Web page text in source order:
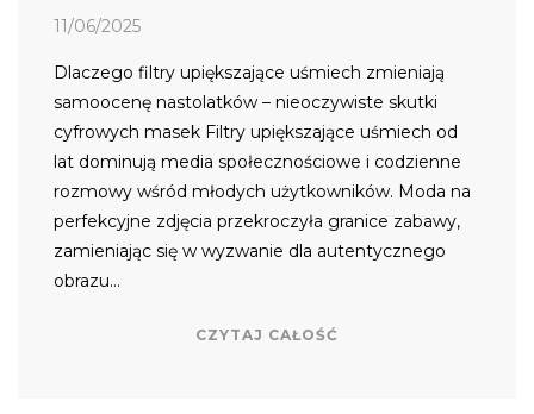
11/06/2025
Dlaczego filtry upiększające uśmiech zmieniają
samoocenę nastolatków – nieoczywiste skutki
cyfrowych masek Filtry upiększające uśmiech od
lat dominują media społecznościowe i codzienne
rozmowy wśród młodych użytkowników. Moda na
perfekcyjne zdjęcia przekroczyła granice zabawy,
zamieniając się w wyzwanie dla autentycznego
obrazu…
CZYTAJ CAŁOŚĆ